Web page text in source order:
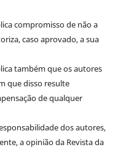
compromisso de não a
caso aprovado, a sua
também que os autores
que disso resulte
de qualquer
dos autores,
a opinião da Revista da